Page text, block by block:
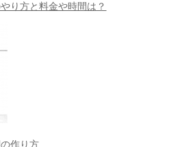
り方と料金や時間は？
作り方